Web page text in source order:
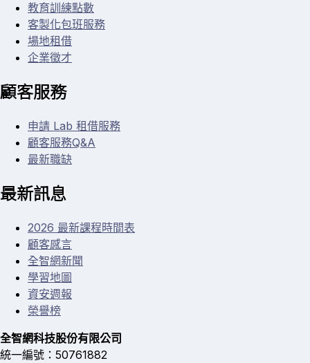
教育訓練點數
客製化包班服務
場地租借
企業徵才
顧客服務
申請 Lab 租借服務
顧客服務Q&A
最新職缺
最新訊息
2026 最新課程時間表
顧客感言
全智網新聞
學習地圖
資安週報
榮譽榜
全智網科技股份有限公司
統一編號：50761882